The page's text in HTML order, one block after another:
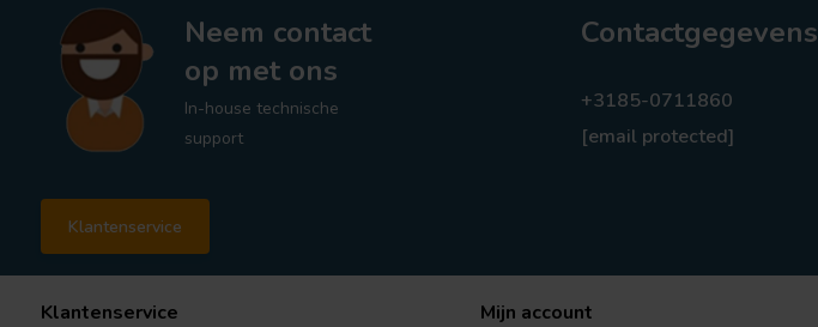
Neem contact
op met ons
In-house technische
support
Klantenservice
Contactgegevens
+3185-0711860
[email protected]
Klantenservice Mijn account